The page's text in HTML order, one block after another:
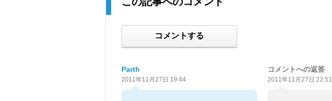
コメントする
Parth
2011年11月27日 19:44
コメントへの返答
2011年11月27日 22:51